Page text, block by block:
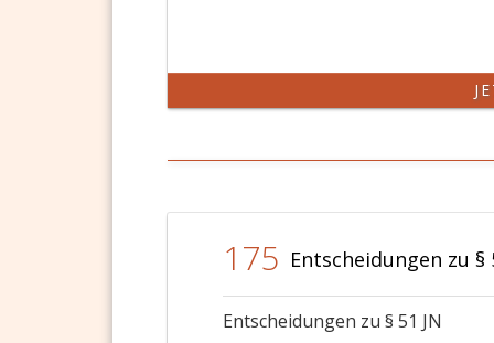
175 Entscheidungen zu §
Entscheidungen zu § 51 JN